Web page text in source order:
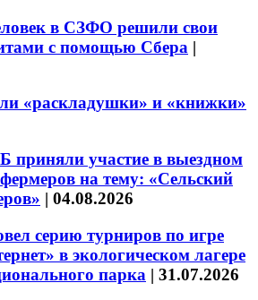
в СЗФО решили свои
с помощью Сбера |
«раскладушки» и «книжки»
приняли участие в выездном
на тему: «Сельский
| 04.08.2026
серию турниров по игре
в экологическом лагере
парка | 31.07.2026